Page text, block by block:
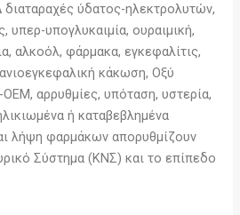
ύδατος-ηλεκτρολυτών,
υπερ-υπογλυκαιμία, ουραιμική,
αλκοόλ, φάρμακα, εγκεφαλίτις,
κάκωση, Οξύ
αρρυθμίες, υπόταση, υστερία,
ή καταβεβλημένα
λήψη φαρμάκων απορυθμίζουν
Σύστημα (ΚΝΣ) και το επίπεδο